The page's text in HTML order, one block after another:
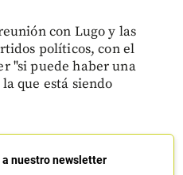
con Lugo y las
políticos, con el
"si puede haber una
que está siendo
nuestro newsletter